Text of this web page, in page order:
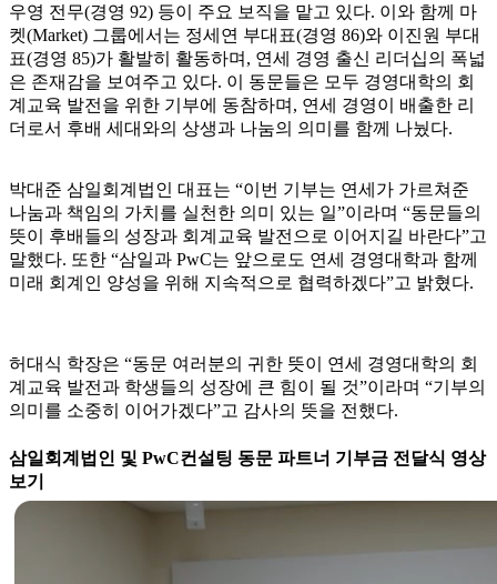
우영 전무(경영 92) 등이 주요 보직을 맡고 있다. 이와 함께 마
켓(Market) 그룹에서는 정세연 부대표(경영 86)와 이진원 부대
표(경영 85)가 활발히 활동하며, 연세 경영 출신 리더십의 폭넓
은 존재감을 보여주고 있다. 이 동문들은 모두 경영대학의 회
계교육 발전을 위한 기부에 동참하며, 연세 경영이 배출한 리
더로서 후배 세대와의 상생과 나눔의 의미를 함께 나눴다.
박대준 삼일회계법인 대표는 “이번 기부는 연세가 가르쳐준
나눔과 책임의 가치를 실천한 의미 있는 일”이라며 “동문들의
뜻이 후배들의 성장과 회계교육 발전으로 이어지길 바란다”고
말했다. 또한 “삼일과 PwC는 앞으로도 연세 경영대학과 함께
미래 회계인 양성을 위해 지속적으로 협력하겠다”고 밝혔다.
허대식 학장은 “동문 여러분의 귀한 뜻이 연세 경영대학의 회
계교육 발전과 학생들의 성장에 큰 힘이 될 것”이라며 “기부의
의미를 소중히 이어가겠다”고 감사의 뜻을 전했다.
삼일회계법인 및 PwC컨설팅 동문 파트너 기부금 전달식 영상
보기